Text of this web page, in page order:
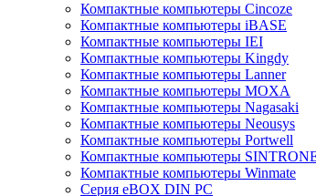
Компактные компьютеры Cincoze
Компактные компьютеры iBASE
Компактные компьютеры IEI
Компактные компьютеры Kingdy
Компактные компьютеры Lanner
Компактные компьютеры MOXA
Компактные компьютеры Nagasaki
Компактные компьютеры Neousys
Компактные компьютеры Portwell
Компактные компьютеры
Компактные компьютеры Winmate
Серия eBOX DIN PC